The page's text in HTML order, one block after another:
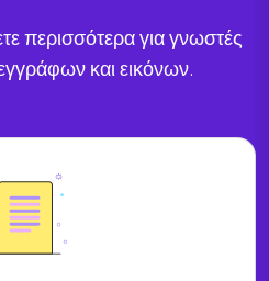
περισσότερα για γνωστές
και εικόνων.